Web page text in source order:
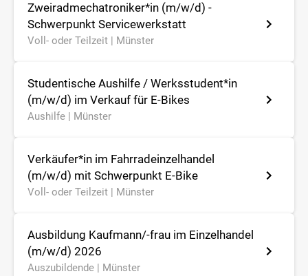
Zweiradmechatroniker*in (m/w/d) -
Schwerpunkt Servicewerkstatt
Voll- oder Teilzeit | Münster
Studentische Aushilfe / Werksstudent*in
(m/w/d) im Verkauf für E-Bikes
Aushilfe | Münster
Verkäufer*in im Fahrradeinzelhandel
(m/w/d) mit Schwerpunkt E-Bike
Voll- oder Teilzeit | Münster
Ausbildung Kaufmann/-frau im Einzelhandel
(m/w/d) 2026
Auszubildende | Münster